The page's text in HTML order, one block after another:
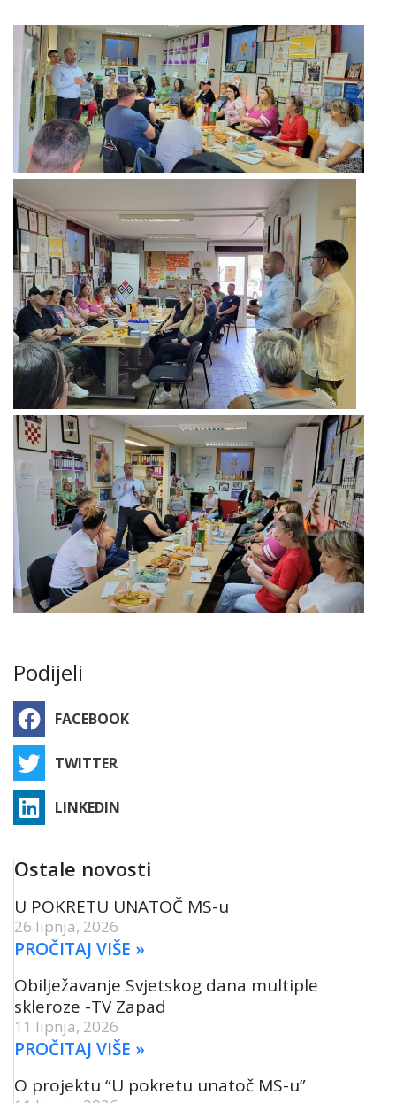
Podijeli
FACEBOOK
TWITTER
LINKEDIN
Ostale novosti
U POKRETU UNATOČ MS-u
26 lipnja, 2026
PROČITAJ VIŠE »
Obilježavanje Svjetskog dana multiple
skleroze -TV Zapad
11 lipnja, 2026
PROČITAJ VIŠE »
O projektu “U pokretu unatoč MS-u”